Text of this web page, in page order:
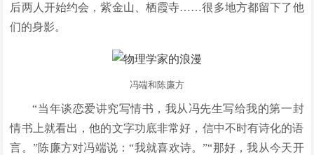
后两人开始约会，紫金山、栖霞寺……很多地方都留下了他
们的身影。
冯端和陈廉方
“当年谈恋爱讲究写情书，我从冯先生写给我的第一封
情书上就看出，他的文字功底非常好，信中不时有诗化的语
言。”陈廉方对冯端说：“我就喜欢诗。”“那好，我从今天开